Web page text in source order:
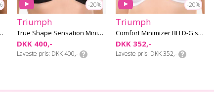
BH D-H skål
-20%
Triumph
True Shape Sensation Minimizer BH D-G skål
DKK 400,-
Laveste pris DKK 400,-
-20%
Triumph
Comfort Minimizer BH D-G skål - white
DKK 352,-
Laveste pris DKK 352,-